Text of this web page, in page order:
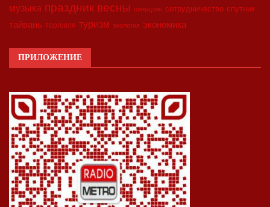
музыка праздник весны синьцзян сотрудничество спутник
тайвань торговля туризм экология экономика
ПРИЛОЖЕНИЕ